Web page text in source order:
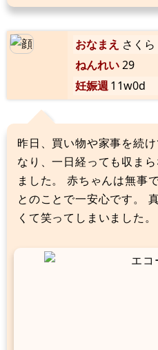
おなまえ さくら
ねんれい29
妊娠週11w0d
昨日、買い物や家事を続
なり、一日経っても収ま
ました。 赤ちゃんは無事
とのことで一安心です。
くて笑ってしまいました。